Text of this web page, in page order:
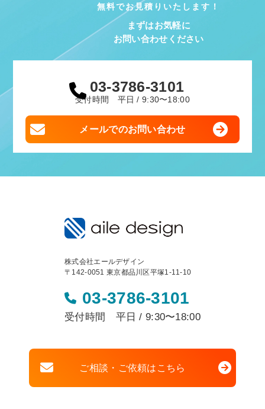
無料でお見積りいたします！
まずはお気軽に
お問い合わせください
03-3786-3101
受付時間 平日 / 9:30〜18:00
メールでのお問い合わせ
株式会社エールデザイン
〒142-0051 東京都品川区平塚1-11-10
03-3786-3101
受付時間 平日 / 9:30〜18:00
ご相談・ご依頼はこちら